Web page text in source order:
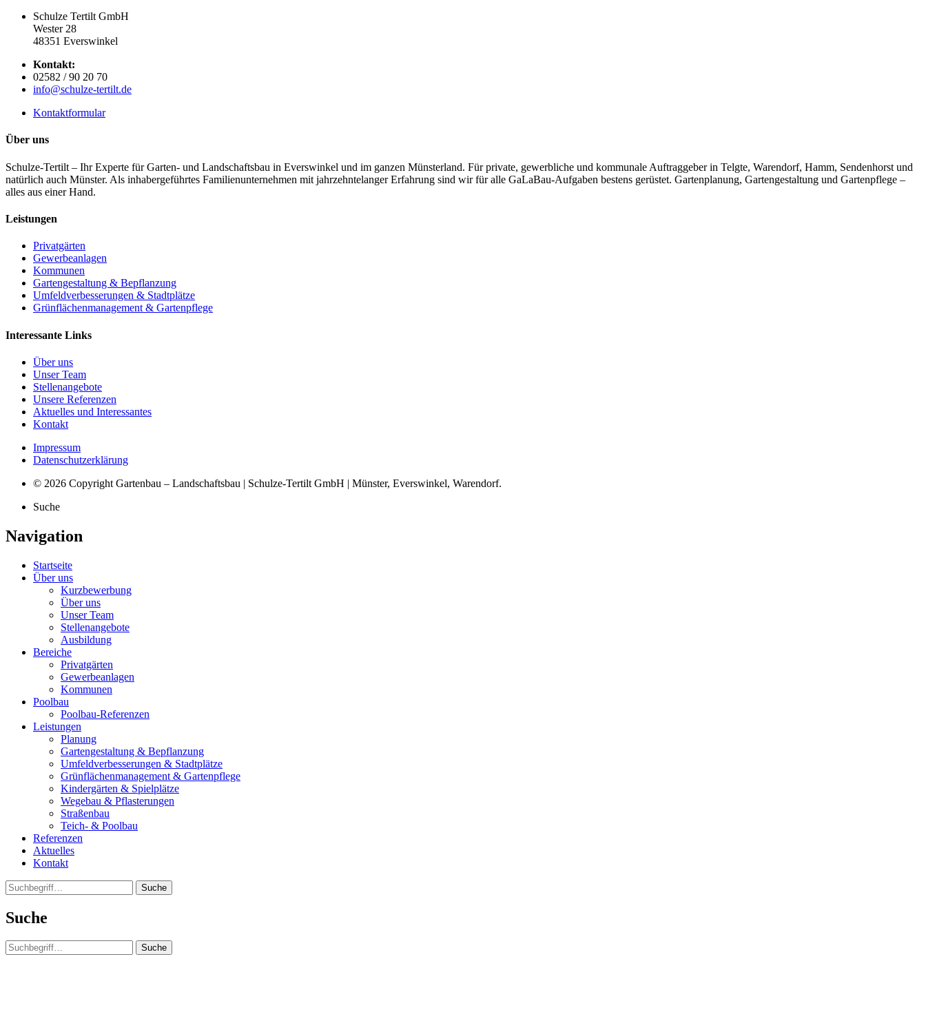
Schulze Tertilt GmbH
Wester 28
48351 Everswinkel
Kontakt:
02582 / 90 20 70
info@schulze-tertilt.de
Kontaktformular
Über uns
Schulze-Tertilt – Ihr Experte für Garten- und Landschaftsbau in Everswinkel und im ganzen Münsterland. Für private, gewerbliche und kommunale Auftraggeber in Telgte, Warendorf, Hamm, Sendenhorst und
natürlich auch Münster. Als inhabergeführtes Familienunternehmen mit jahrzehntelanger Erfahrung sind wir für alle GaLaBau-Aufgaben bestens gerüstet. Gartenplanung, Gartengestaltung und Gartenpflege –
alles aus einer Hand.
Leistungen
Privatgärten
Gewerbeanlagen
Kommunen
Gartengestaltung & Bepflanzung
Umfeldverbesserungen & Stadtplätze
Grünflächenmanagement & Gartenpflege
Interessante Links
Über uns
Unser Team
Stellenangebote
Unsere Referenzen
Aktuelles und Interessantes
Kontakt
Impressum
Datenschutzerklärung
© 2026 Copyright Gartenbau – Landschaftsbau | Schulze-Tertilt GmbH | Münster, Everswinkel, Warendorf.
Suche
Navigation
Startseite
Über uns
Kurzbewerbung
Über uns
Unser Team
Stellenangebote
Ausbildung
Bereiche
Privatgärten
Gewerbeanlagen
Kommunen
Poolbau
Poolbau-Referenzen
Leistungen
Planung
Gartengestaltung & Bepflanzung
Umfeldverbesserungen & Stadtplätze
Grünflächenmanagement & Gartenpflege
Kindergärten & Spielplätze
Wegebau & Pflasterungen
Straßenbau
Teich- & Poolbau
Referenzen
Aktuelles
Kontakt
Suche
Suche
Suche